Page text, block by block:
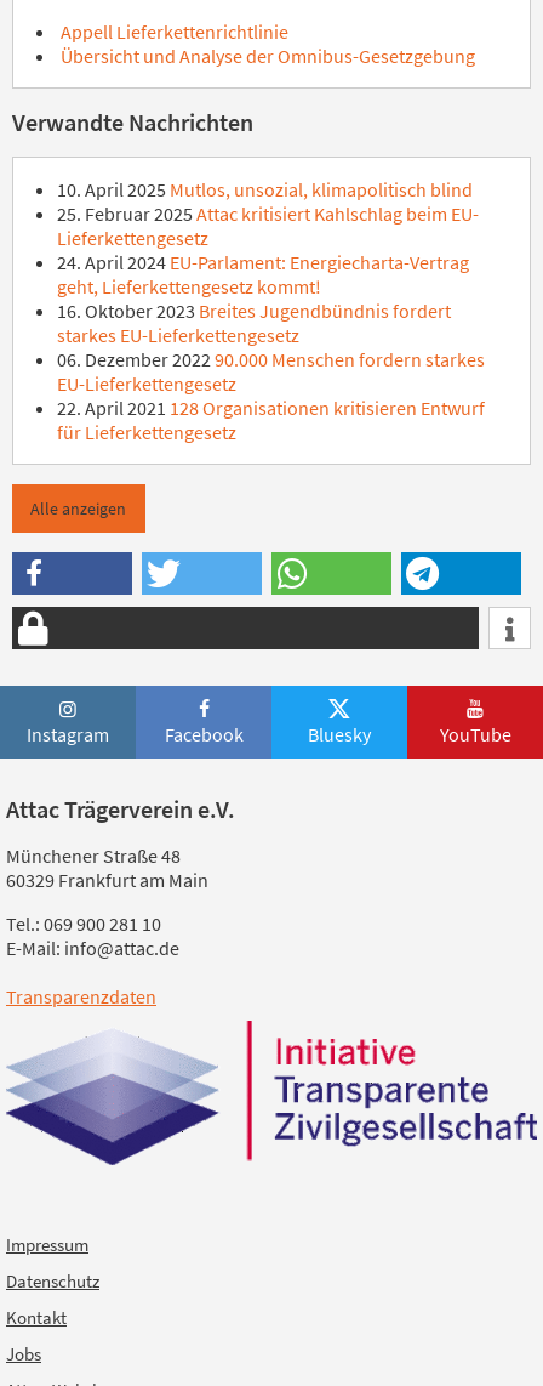
Appell Lieferkettenrichtlinie
Übersicht und Analyse der Omnibus-Gesetzgebung
Verwandte Nachrichten
10. April 2025 Mutlos, unsozial, klimapolitisch blind
25. Februar 2025 Attac kritisiert Kahlschlag beim EU-
Lieferkettengesetz
24. April 2024 EU-Parlament: Energiecharta-Vertrag
geht, Lieferkettengesetz kommt!
16. Oktober 2023 Breites Jugendbündnis fordert
starkes EU-Lieferkettengesetz
06. Dezember 2022 90.000 Menschen fordern starkes
EU-Lieferkettengesetz
22. April 2021 128 Organisationen kritisieren Entwurf
für Lieferkettengesetz
Alle anzeigen
Instagram Facebook Bluesky YouTube
Attac Trägerverein e.V.
Münchener Straße 48
60329 Frankfurt am Main
Tel.: 069 900 281 10
E-Mail: info@attac.de
Transparenzdaten
Impressum
Datenschutz
Kontakt
Jobs